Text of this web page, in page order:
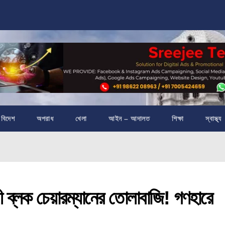
বিদেশ অপরাধ খেলা আইন – আদালত শিক্ষা স্বাস্থ্য
চেয়ারম্যানের তোলাবাজি! গণহারে